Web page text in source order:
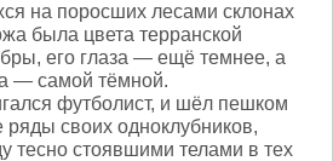
на поросших лесами склонах
была цвета терранской
его глаза — ещё темнее, а
— самой тёмной.
футболист, и шёл пешком
своих одноклубников,
тесно стоявшими телами в тех